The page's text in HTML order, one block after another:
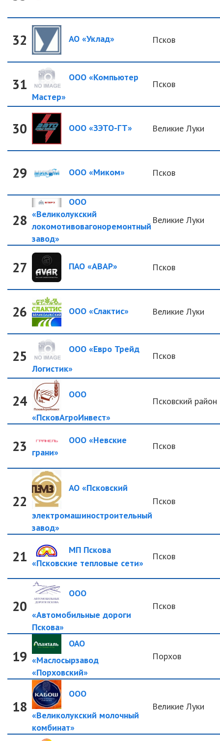
32 АО «Уклад» Псков
31
ООО «Компьютер
Мастер»
Псков
30 ООО «ЗЭТО-ГТ» Великие Луки
29 ООО «Миком» Псков
28
ООО
«Великолукский
локомотивовагоноремонтный
завод»
Великие Луки
27 ПАО «АВАР» Псков
26 ООО «Слактис» Великие Луки
25
ООО «Евро Трейд
Логистик»
Псков
24 ООО
«ПсковАгроИнвест»
Псковский район
23
ООО «Невские
грани»
Псков
22
АО «Псковский
электромашиностроительный
завод»
Псков
21
МП Пскова
«Псковские тепловые сети»
Псков
20
ООО
«Автомобильные дороги
Пскова»
Псков
19
ОАО
«Маслосырзавод
«Порховский»
Порхов
18
ООО
«Великолукский молочный
комбинат»
Великие Луки